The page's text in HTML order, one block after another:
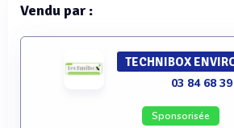
Vendu par :
TECHNIBOX
03 84 68
Sponsorisée